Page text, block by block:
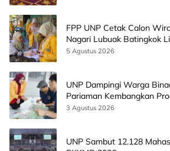
FPP UNP Cetak Calon
Nagari Lubuak Batingkok
5 Agustus 2026
UNP Dampingi Warga
Pariaman Kembangkan
AI
3 Agustus 2026
UNP Sambut 12.128